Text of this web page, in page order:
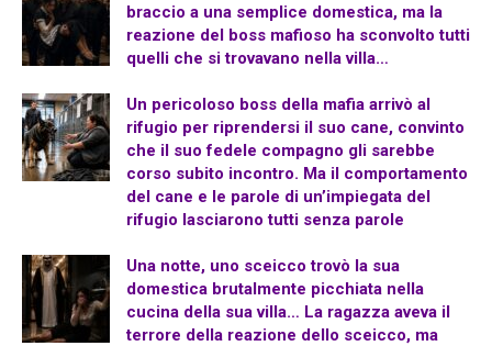
braccio a una semplice domestica, ma la
reazione del boss mafioso ha sconvolto tutti
quelli che si trovavano nella villa…
Un pericoloso boss della mafia arrivò al
rifugio per riprendersi il suo cane, convinto
che il suo fedele compagno gli sarebbe
corso subito incontro. Ma il comportamento
del cane e le parole di un’impiegata del
rifugio lasciarono tutti senza parole
Una notte, uno sceicco trovò la sua
domestica brutalmente picchiata nella
cucina della sua villa… La ragazza aveva il
terrore della reazione dello sceicco, ma